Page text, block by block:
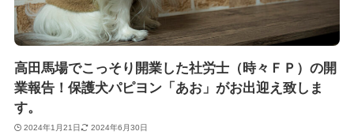
高田馬場でこっそり開業した社労士（時々ＦＰ）の開
業報告！保護犬パピヨン「あお」がお出迎え致しま
す。
2024年1月21日 2024年6月30日